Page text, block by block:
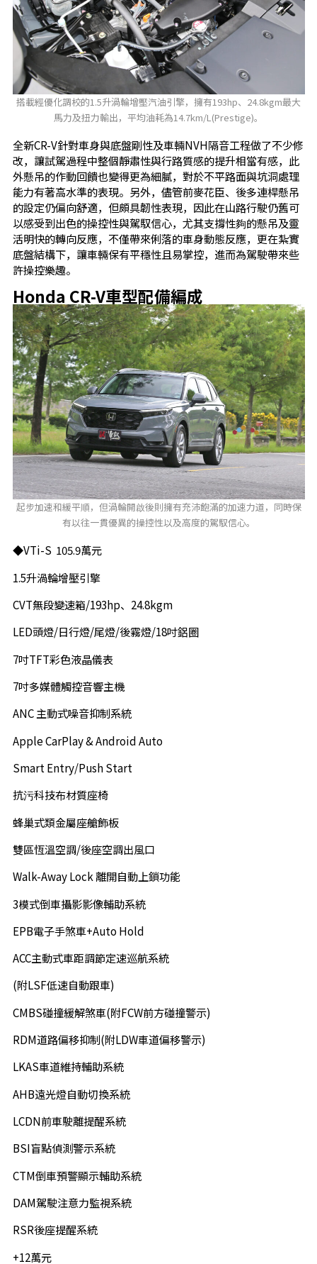
搭載經優化調校的1.5升渦輪增壓汽油引擎，擁有193hp、24.8kgm最大
馬力及扭力輸出，平均油耗為14.7km/L(Prestige)。
全新CR-V針對車身與底盤剛性及車輛NVH隔音工程做了不少修
改，讓試駕過程中整個靜肅性與行路質感的提升相當有感，此
外懸吊的作動回饋也變得更為細膩，對於不平路面與坑洞處理
能力有著高水準的表現。另外，儘管前麥花臣、後多連桿懸吊
的設定仍偏向舒適，但頗具韌性表現，因此在山路行駛仍舊可
以感受到出色的操控性與駕馭信心，尤其支撐性夠的懸吊及靈
活明快的轉向反應，不僅帶來俐落的車身動態反應，更在紮實
底盤結構下，讓車輛保有平穩性且易掌控，進而為駕駛帶來些
許操控樂趣。
Honda CR-V車型配備編成
起步加速和緩平順，但渦輪開啟後則擁有充沛飽滿的加速力道，同時保
有以往一貫優異的操控性以及高度的駕馭信心。
◆VTi-S 105.9萬元
1.5升渦輪增壓引擎
CVT無段變速箱/193hp、24.8kgm
LED頭燈/日行燈/尾燈/後霧燈/18吋鋁圈
7吋TFT彩色液晶儀表
7吋多媒體觸控音響主機
ANC 主動式噪音抑制系統
Apple CarPlay & Android Auto
Smart Entry/Push Start
抗污科技布材質座椅
蜂巢式類金屬座艙飾板
雙區恆溫空調/後座空調出風口
Walk-Away Lock 離開自動上鎖功能
3模式倒車攝影影像輔助系統
EPB電子手煞車+Auto Hold
ACC主動式車距調節定速巡航系統
(附LSF低速自動跟車)
CMBS碰撞緩解煞車(附FCW前方碰撞警示)
RDM道路偏移抑制(附LDW車道偏移警示)
LKAS車道維持輔助系統
AHB遠光燈自動切換系統
LCDN前車駛離提醒系統
BSI盲點偵測警示系統
CTM倒車預警顯示輔助系統
DAM駕駛注意力監視系統
RSR後座提醒系統
+12萬元